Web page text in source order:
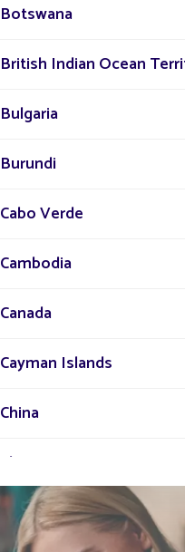
nos
Botswana
British Indian Ocean
Bulgaria
Burundi
Cabo Verde
Cambodia
Canada
Cayman Islands
China
Chypre
Comores